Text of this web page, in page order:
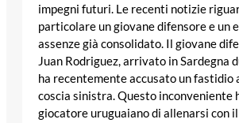
impegni futuri. Le recenti notizie
particolare un giovane difensore e un
assenze già consolidato. Il giovane
Juan Rodriguez, arrivato in Sardegna
ha recentemente accusato un fastidio
coscia sinistra. Questo inconveniente
giocatore uruguaiano di allenarsi con